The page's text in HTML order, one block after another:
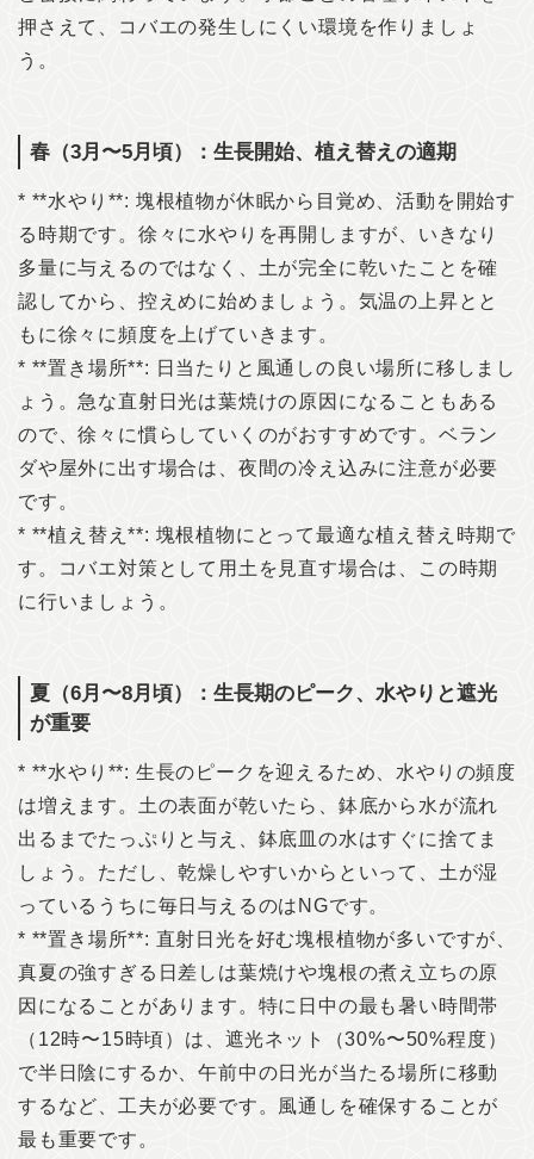
押さえて、コバエの発生しにくい環境を作りましょ
う。
春（3月〜5月頃）：生長開始、植え替えの適期
* **水やり**: 塊根植物が休眠から目覚め、活動を開始す
る時期です。徐々に水やりを再開しますが、いきなり
多量に与えるのではなく、土が完全に乾いたことを確
認してから、控えめに始めましょう。気温の上昇とと
もに徐々に頻度を上げていきます。
* **置き場所**: 日当たりと風通しの良い場所に移しまし
ょう。急な直射日光は葉焼けの原因になることもある
ので、徐々に慣らしていくのがおすすめです。ベラン
ダや屋外に出す場合は、夜間の冷え込みに注意が必要
です。
* **植え替え**: 塊根植物にとって最適な植え替え時期で
す。コバエ対策として用土を見直す場合は、この時期
に行いましょう。
夏（6月〜8月頃）：生長期のピーク、水やりと遮光
が重要
* **水やり**: 生長のピークを迎えるため、水やりの頻度
は増えます。土の表面が乾いたら、鉢底から水が流れ
出るまでたっぷりと与え、鉢底皿の水はすぐに捨てま
しょう。ただし、乾燥しやすいからといって、土が湿
っているうちに毎日与えるのはNGです。
* **置き場所**: 直射日光を好む塊根植物が多いですが、
真夏の強すぎる日差しは葉焼けや塊根の煮え立ちの原
因になることがあります。特に日中の最も暑い時間帯
（12時〜15時頃）は、遮光ネット（30%〜50%程度）
で半日陰にするか、午前中の日光が当たる場所に移動
するなど、工夫が必要です。風通しを確保することが
最も重要です。